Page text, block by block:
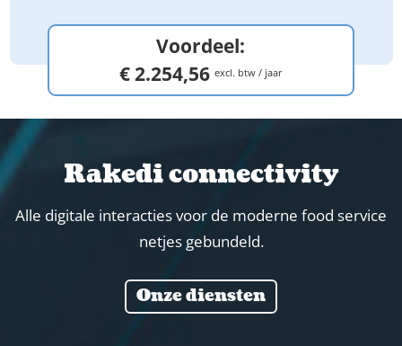
Voordeel:
€ 2.254,56 excl. btw / jaar
Rakedi connectivity
Alle digitale interacties voor de moderne food service
netjes gebundeld.
Onze diensten